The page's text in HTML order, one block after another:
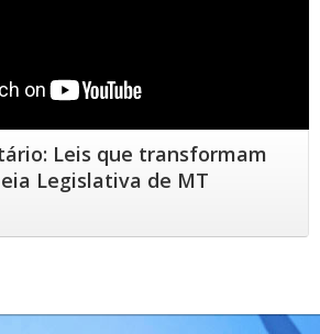
Leis que transformam
Legislativa de MT